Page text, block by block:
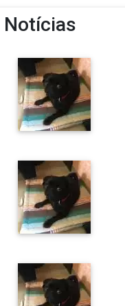
Notícias